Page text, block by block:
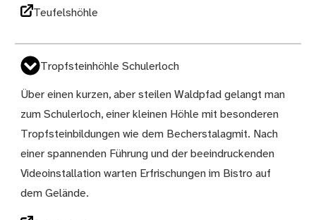
Teufelshöhle
Tropfsteinhöhle Schulerloch
Über einen kurzen, aber steilen Waldpfad gelangt man
zum Schulerloch, einer kleinen Höhle mit besonderen
Tropfsteinbildungen wie dem Becherstalagmit. Nach
einer spannenden Führung und der beeindruckenden
Videoinstallation warten Erfrischungen im Bistro auf
dem Gelände.